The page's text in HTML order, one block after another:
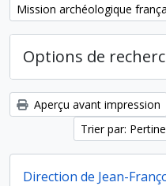
Remove filter:
Mission archéologique
Options de
Aperçu avant impression
Trier par:
Direction de Jean-